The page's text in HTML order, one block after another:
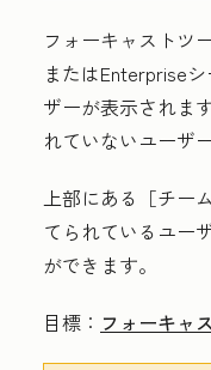
フォーキャストツ
またはEnterprise
ザーが表示されま
れていないユーザ
上部にある［チーム
てられているユー
ができます。
目標： フォーキャ